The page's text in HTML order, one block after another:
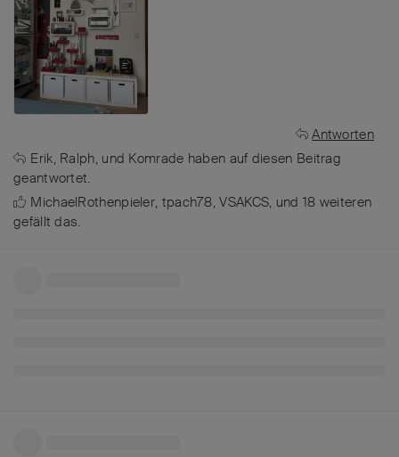
Antworten
Erik, Ralph, und Komrade haben auf diesen Beitrag
geantwortet.
MichaelRothenpieler, tpach78,VSAKCS, und 18 weiteren
gefällt das.